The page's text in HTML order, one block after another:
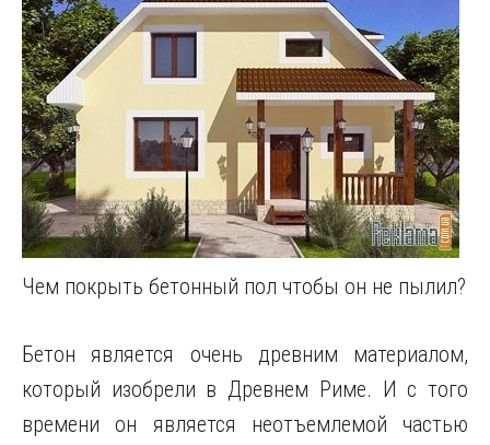
Чем покрыть бетонный пол чтобы он не пылил?
Бетон является очень древним материалом,
который изобрели в Древнем Риме. И с того
времени он является неотъемлемой частью